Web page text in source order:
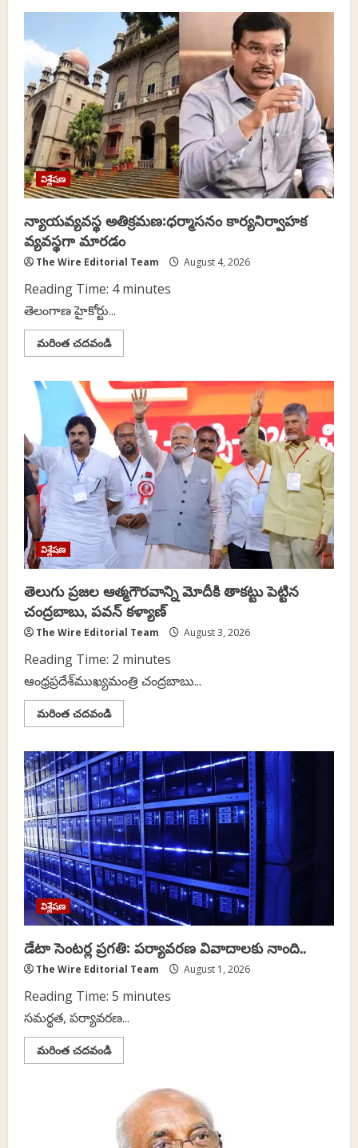
బీజేపీలకు
భయంకరమైన
స్వప్నం..
విశ్లేషణ
న్యాయవ్యవస్థ అతిక్రమణ:ధర్మాసనం కార్యనిర్వాహక
వ్యవస్థగా మారడం
The Wire Editorial Team August 4, 2026
Reading Time: 4 minutes
తెలంగాణ హైకోర్టు...
మరింత చదవండిRead
more
అతిక్రమణ:ధర్మాసనం
కార్యనిర్వాహక
వ్యవస్థగా
మారడం
విశ్లేషణ
తెలుగు ప్రజల ఆత్మగౌరవాన్ని మోదీకి తాకట్టు పెట్టిన
చంద్రబాబు, పవన్ కళ్యాణ్
The Wire Editorial Team August 3, 2026
Reading Time: 2 minutes
ఆంధ్రప్రదేశ్‌ముఖ్యమంత్రి చంద్రబాబు...
మరింత చదవండిRead
more
ప్రజల
ఆత్మగౌరవాన్ని
మోదీకి
తాకట్టు
పెట్టిన
చంద్రబాబు,
పవన్
కళ్యాణ్
విశ్లేషణ
డేటా సెంటర్ల ప్రగతి: పర్యావరణ వివాదాలకు నాంది..
The Wire Editorial Team August 1, 2026
Reading Time: 5 minutes
సమర్థత, పర్యావరణ...
మరింత చదవండిRead
more
ప్రగతి:
పర్యావరణ
వివాదాలకు
నాంది..